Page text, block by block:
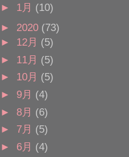
► 1月 (10)
► 2020 (73)
► 12月 (5)
► 11月 (5)
► 10月 (5)
► 9月 (4)
► 8月 (6)
► 7月 (5)
► 6月 (4)